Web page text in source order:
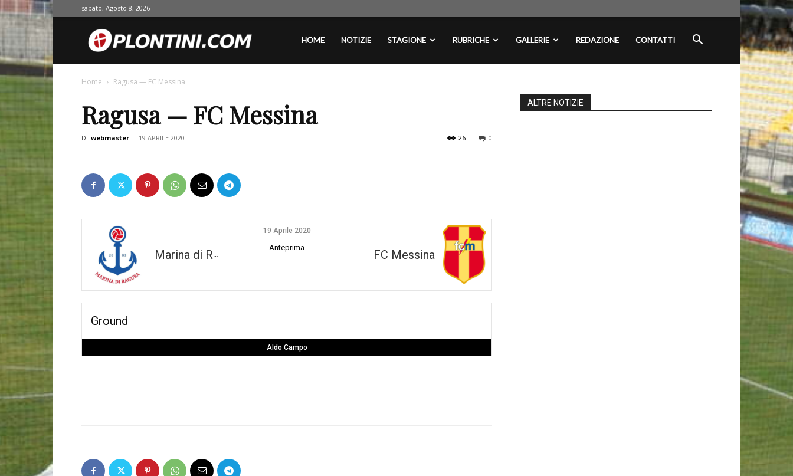
sabato, Agosto 8, 2026
Oplontini.comHOME NOTIZIE STAGIONE RUBRICHE GALLERIE REDAZIONE CONTATTI
Home Ragusa — FC Messina
Ragusa — FC Messina
Di webmaster - 19 APRILE 2020 0
26
Marina di Ragusa FC Messina
19 Aprile 2020
Anteprima
Ground
Aldo Campo
ALTRE NOTIZIE